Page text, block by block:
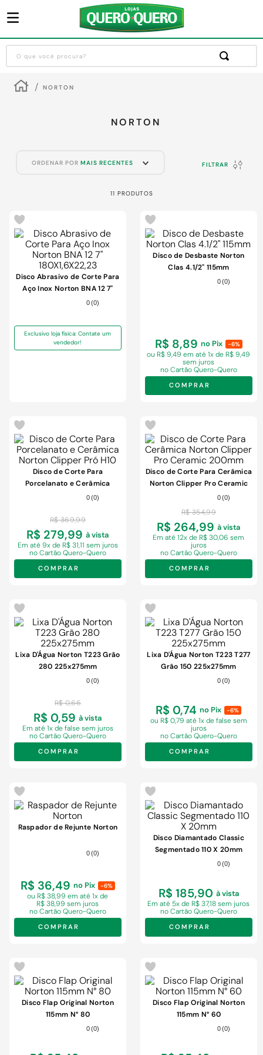
O que você procura?
NORTON
NORTON
ORDENAR POR MAIS RECENTES FILTRAR
11 PRODUTOS
Disco Abrasivo de Corte Para
Aço Inox Norton BNA 12 7"
180X1,6X22,23
0 (0)
Exclusivo loja física: Contate um
vendedor!
Disco de Desbaste Norton
Clas 4.1/2" 115mm
0 (0)
R$ 8,89 no Pix -6%
ou R$ 9,49 ematé 1x de R$ 9,49
sem juros
no Cartão Quero-Quero
COMPRAR
Disco de Corte Para
Porcelanato e Cerâmica
Norton Clipper Pró H10
0 (0)
R$ 369,99
R$ 279,99 à vista
Em até 9x de R$ 31,11 sem juros
no Cartão Quero-Quero
COMPRAR
Disco de Corte Para Cerâmica
Norton Clipper Pro Ceramic
0 (0)
R$ 354,99
R$ 264,99 à vista
Ematé 12x de R$ 30,06 sem
juros
no Cartão Quero-Quero
COMPRAR
Lixa D'Água Norton T223 Grão
280 225x275mm
0 (0)
R$ 0,66
R$ 0,59 à vista
Em até 1x de false sem juros
no Cartão Quero-Quero
COMPRAR
Lixa D'Água Norton T223 T277
Grão 150 225x275mm
0 (0)
R$ 0,74 no Pix -6%
ou R$ 0,79 até 1x de false sem
juros
no Cartão Quero-Quero
COMPRAR
Raspador de Rejunte Norton
0 (0)
R$ 36,49 no Pix -6%
ou R$ 38,99 ematé 1x de
R$ 38,99 sem juros
no Cartão Quero-Quero
COMPRAR
Disco Diamantado Classic
Segmentado 110 X 20mm
0 (0)
R$ 185,90 à vista
Ematé 5x de R$ 37,18 sem juros
no Cartão Quero-Quero
COMPRAR
Disco Flap Original Norton
115mm N° 80
0 (0)
Disco Flap Original Norton
115mm N° 60
0 (0)
Termos mais buscados
sofa
º
porta
chuveiro
º cimento